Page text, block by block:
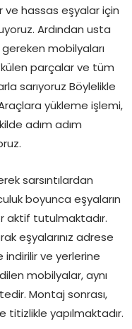
ve hassas eşyalar için
Ardından usta
mobilyaları
parçalar ve tüm
sarıyoruz Böylelikle
yükleme işlemi,
adım adım
sarsıntılardan
boyunca eşyaların
aktif tutulmaktadır.
eşyalarınız adrese
indirilir ve yerlerine
mobilyalar, aynı
Montaj sonrası,
titizlikle yapılmaktadır.